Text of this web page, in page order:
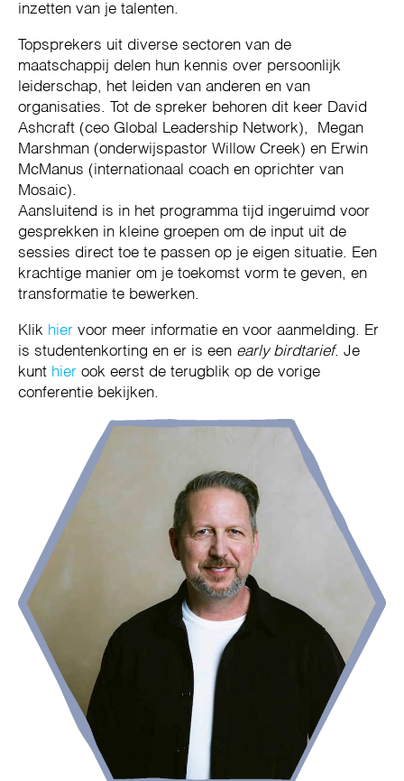
inzetten van je talenten.
Topsprekers uit diverse sectoren van de
maatschappij delen hun kennis over persoonlijk
leiderschap, het leiden van anderen en van
organisaties. Tot de spreker behoren dit keer David
Ashcraft (ceo Global Leadership Network), Megan
Marshman (onderwijspastor Willow Creek) en Erwin
McManus (internationaal coach en oprichter van
Mosaic).
Aansluitend is in het programma tijd ingeruimd voor
gesprekken in kleine groepen om de input uit de
sessies direct toe te passen op je eigen situatie. Een
krachtige manier om je toekomst vorm te geven, en
transformatie te bewerken.
Klik hier voor meer informatie en voor aanmelding. Er
is studentenkorting en er is een early birdtarief. Je
kunt hier ook eerst de terugblik op de vorige
conferentie bekijken.